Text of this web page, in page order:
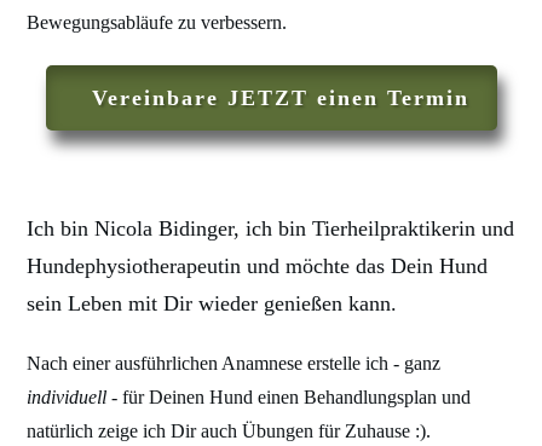
Bewegungsabläufe zu verbessern.
Vereinbare JETZT einen Termin
Ich bin Nicola Bidinger, ich bin Tierheilpraktikerin und
Hundephysiotherapeutin und möchte das Dein Hund
sein Leben mit Dir wieder genießen kann.
Nach einer ausführlichen Anamnese erstelle ich - ganz
individuell - für Deinen Hund einen Behandlungsplan und
natürlich zeige ich Dir auch Übungen für Zuhause :).